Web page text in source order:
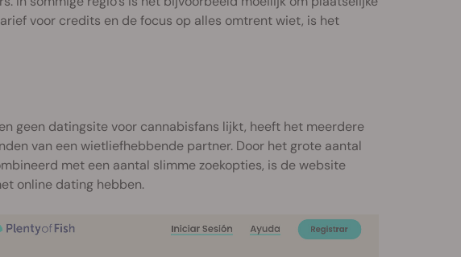
voor credits en de focus op alles omtrent wiet, is het
geen datingsite voor cannabisfans lijkt, heeft het meerdere
van een wietliefhebbende partner. Door het grote aantal
met een aantal slimme zoekopties, is de website
online dating hebben.